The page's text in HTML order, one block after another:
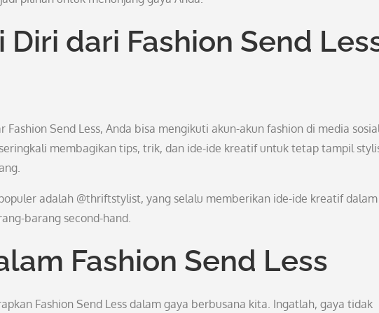
dari Fashion Send
Send Less, Anda bisa mengikuti akun-akun fashion di media
membagikan tips, trik, dan ide-ide kreatif untuk tetap tampil
adalah @thriftstylist, yang selalu memberikan ide-ide kreatif dalam
barang second-hand.
Fashion Send Less
Fashion Send Less dalam gaya berbusana kita. Ingatlah, gaya tidak